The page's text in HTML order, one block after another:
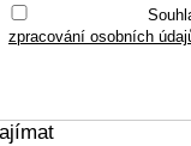
zpracování osobních